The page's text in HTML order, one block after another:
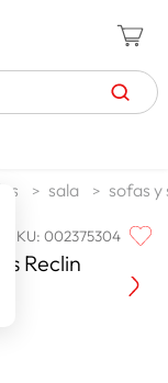
sala sofas y
SKU:002375304
Reclin